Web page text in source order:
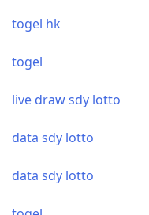
togel hk
togel
live draw sdy lotto
data sdy lotto
data sdy lotto